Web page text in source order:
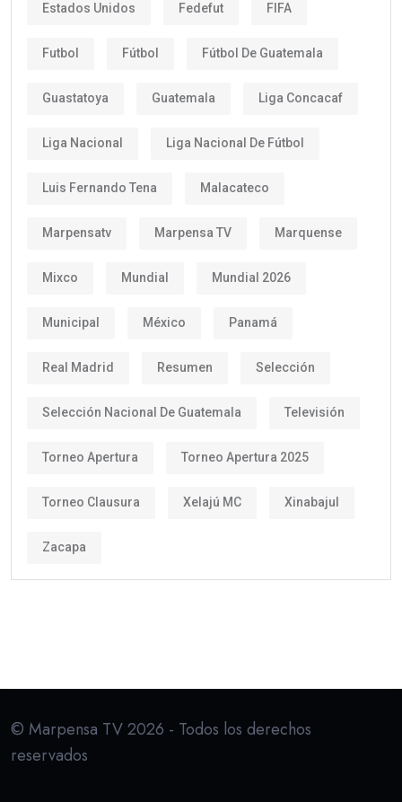
Estados Unidos Fedefut FIFA
Futbol Fútbol Fútbol De Guatemala
Guastatoya Guatemala Liga Concacaf
Liga Nacional Liga Nacional De Fútbol
Luis Fernando Tena Malacateco
Marpensatv Marpensa TV Marquense
Mixco Mundial Mundial 2026
Municipal México Panamá
Real Madrid Resumen Selección
Selección Nacional De Guatemala Televisión
Torneo Apertura Torneo Apertura 2025
Torneo Clausura Xelajú MC Xinabajul
Zacapa
© Marpensa TV 2026 - Todos los derechos
reservados